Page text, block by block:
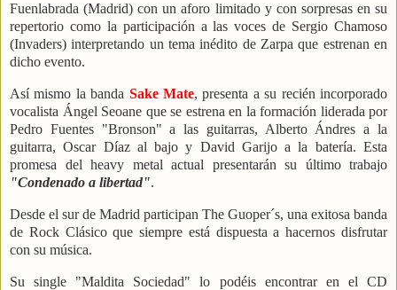
Fuenlabrada (Madrid) con un aforo limitado y con sorpresas en su
repertorio como la participación a las voces de Sergio Chamoso
(Invaders) interpretando un tema inédito de Zarpa que estrenan en
dicho evento.
Así mismo la banda Sake Mate, presenta a su recién incorporado
vocalista Ángel Seoane que se estrena en la formación liderada por
Pedro Fuentes "Bronson" a las guitarras, Alberto Ándres a la
guitarra, Oscar Díaz al bajo y David Garijo a la batería. Esta
promesa del heavy metal actual presentarán su último trabajo
"Condenado a libertad".
Desde el sur de Madrid participan The Guoper´s, una exitosa banda
de Rock Clásico que siempre está dispuesta a hacernos disfrutar
con su música.
Su single "Maldita Sociedad" lo podéis encontrar en el CD